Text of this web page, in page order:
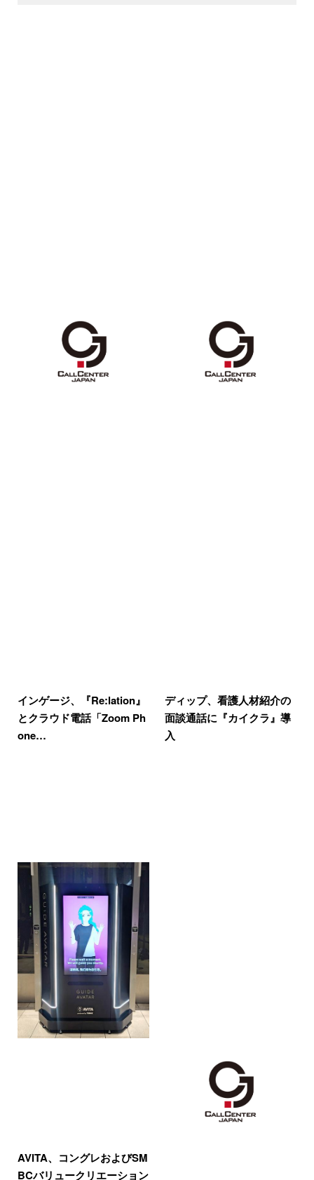
インゲージ、『Re:lation』
とクラウド電話「Zoom Ph
one…
ディップ、看護人材紹介の
面談通話に『カイクラ』導
入
AVITA、コングレおよびSM
BCバリュークリエーション